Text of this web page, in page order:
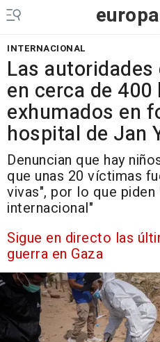
europa
INTERNACIONAL
Las
en cerca de
exhumados en
hospital de Jan
Denuncian que hay
que unas 20 víctimas
vivas", por lo que piden
internacional"
Sigue en directo las
guerra en Gaza